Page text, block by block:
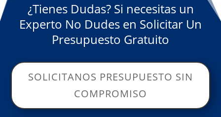
¿Tienes Dudas? Si necesitas un
Experto No Dudes en Solicitar Un
Presupuesto Gratuito
SOLICITANOS PRESUPUESTO SIN
COMPROMISO